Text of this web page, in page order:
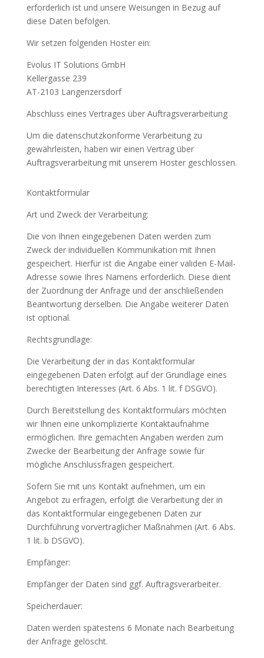
erforderlich ist und unsere Weisungen in Bezug auf
diese Daten befolgen.
Wir setzen folgenden Hoster ein:
Evolus IT Solutions GmbH
Kellergasse 239
AT-2103 Langenzersdorf
Abschluss eines Vertrages über Auftragsverarbeitung
Um die datenschutzkonforme Verarbeitung zu
gewährleisten, haben wir einen Vertrag über
Auftragsverarbeitung mit unserem Hoster geschlossen.
Kontaktformular
Art und Zweck der Verarbeitung:
Die von Ihnen eingegebenen Daten werden zum
Zweck der individuellen Kommunikation mit Ihnen
gespeichert. Hierfür ist die Angabe einer validen E-Mail-
Adresse sowie Ihres Namens erforderlich. Diese dient
der Zuordnung der Anfrage und der anschließenden
Beantwortung derselben. Die Angabe weiterer Daten
ist optional.
Rechtsgrundlage:
Die Verarbeitung der in das Kontaktformular
eingegebenen Daten erfolgt auf der Grundlage eines
berechtigten Interesses (Art. 6 Abs. 1 lit. f DSGVO).
Durch Bereitstellung des Kontaktformulars möchten
wir Ihnen eine unkomplizierte Kontaktaufnahme
ermöglichen. Ihre gemachten Angaben werden zum
Zwecke der Bearbeitung der Anfrage sowie für
mögliche Anschlussfragen gespeichert.
Sofern Sie mit uns Kontakt aufnehmen, um ein
Angebot zu erfragen, erfolgt die Verarbeitung der in
das Kontaktformular eingegebenen Daten zur
Durchführung vorvertraglicher Maßnahmen (Art. 6 Abs.
1 lit. b DSGVO).
Empfänger:
Empfänger der Daten sind ggf. Auftragsverarbeiter.
Speicherdauer:
Daten werden spätestens 6 Monate nach Bearbeitung
der Anfrage gelöscht.